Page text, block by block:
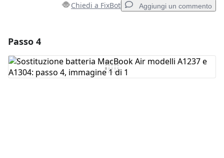
Chiedi a FixBot Aggiungi un commento
Aggiungi Commento
Passo 4